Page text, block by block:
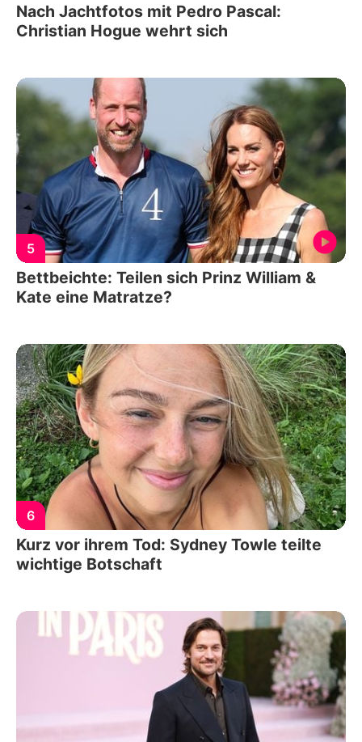
Nach Jachtfotos mit Pedro Pascal:
Christian Hogue wehrt sich
5
Bettbeichte: Teilen sich Prinz William &
Kate eine Matratze?
6
Kurz vor ihrem Tod: Sydney Towle teilte
wichtige Botschaft